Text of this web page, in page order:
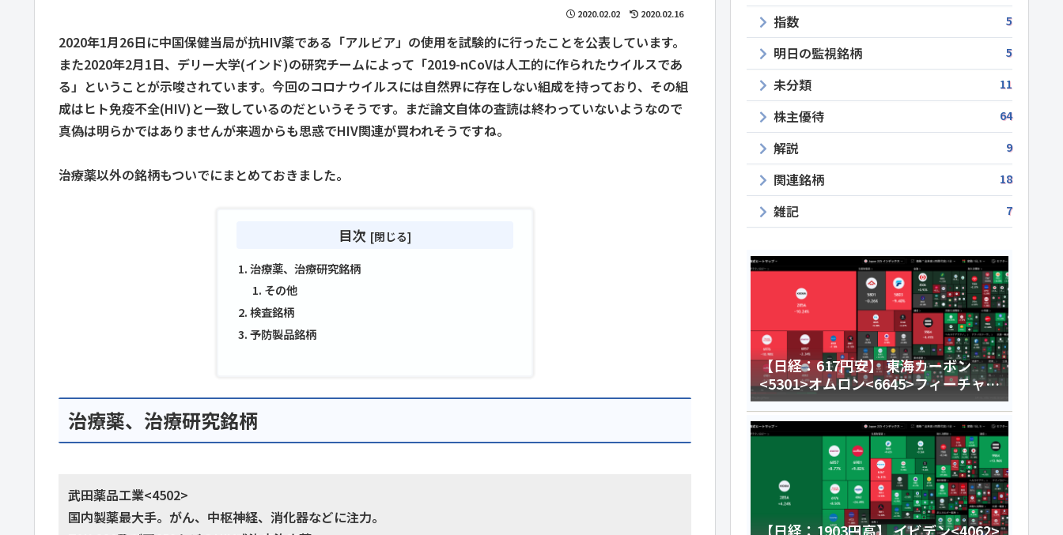
2020.02.02 2020.02.16
2020年1月26日に中国保健当局が抗HIV薬である「アルビア」の使用を試験的に行ったことを公表しています。
また2020年2月1日、デリー大学(インド)の研究チームによって「2019-nCoVは人工的に作られたウイルスであ
る」ということが示唆されています。今回のコロナウイルスには自然界に存在しない組成を持っており、その組
成はヒト免疫不全(HIV)と一致しているのだというそうです。まだ論文自体の査読は終わっていないようなので
真偽は明らかではありませんが来週からも思惑でHIV関連が買われそうですね。
治療薬以外の銘柄もついでにまとめておきました。
目次
治療薬、治療研究銘柄
その他
検査銘柄
予防製品銘柄
治療薬、治療研究銘柄
武田薬品工業<4502>
国内製薬最大手。がん、中枢神経、消化器などに注力。
指数 5
明日の監視銘柄 5
未分類 11
株主優待 64
解説 9
関連銘柄 18
雑記 7
【日経：617円安】 東海カーボン
<5301>オムロン<6645>フィーチャ
<4052>今日のデイトレ8月6日
【日経：1903円高】 イビデン<4062>